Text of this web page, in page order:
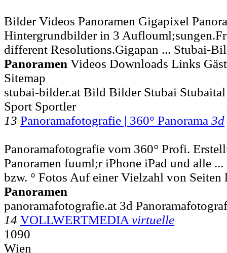
Bilder Videos Panoramen Gigapixel
Hintergrundbilder in 3
different Resolutions.Gigapan ... Stubai-
Panoramen Videos Downloads Links
Sitemap
stubai-bilder.at Bild Bilder Stubai Stubaital
Sport Sportler
13 Panoramafotografie | 360° Panorama 3d
Panoramafotografie vom 360° Profi.
Panoramen fuuml;r iPhone iPad und alle
bzw. ° Fotos Auf einer Vielzahl von Seiten
Panoramen
panoramafotografie.at 3d
14 VOLLWERTMEDIA virtuelle
1090
Wien